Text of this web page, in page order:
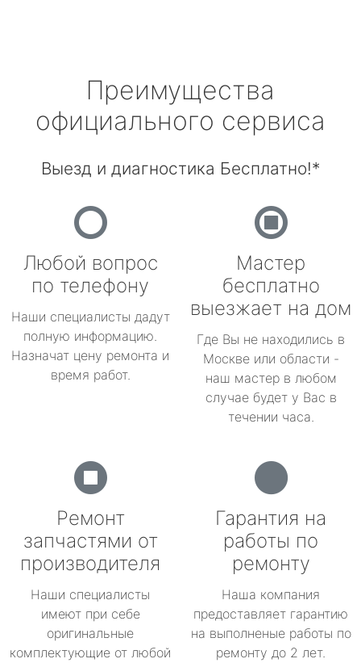
Преимущества
официального сервиса
Выезд и диагностика Бесплатно!*
Любой вопрос
по телефону
Наши специалисты дадут
полную информацию.
Назначат цену ремонта и
время работ.
Мастер
бесплатно
выезжает на дом
Где Вы не находились в
Москве или области -
наш мастер в любом
случае будет у Вас в
течении часа.
Ремонт
запчастями от
производителя
Наши специалисты
имеют при себе
оригинальные
комплектующие от любой
Гарантия на
работы по
ремонту
Наша компания
предоставляет гарантию
на выполненые работы по
ремонту до 2 лет.